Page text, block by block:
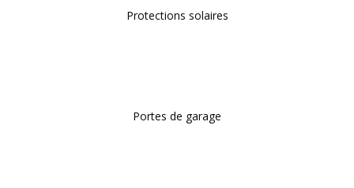
Protections solaires
Portes de garage